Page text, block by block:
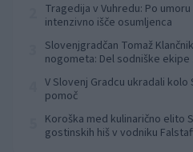
Tragedija v Vuhredu: Po
intenzivno išče osumljenca
Slovenjgradčan Tomaž
nogometa: Del sodniške
V Slovenj Gradcu ukradali
pomoč
Koroška med kulinarično elito
gostinskih hiš v vodniku